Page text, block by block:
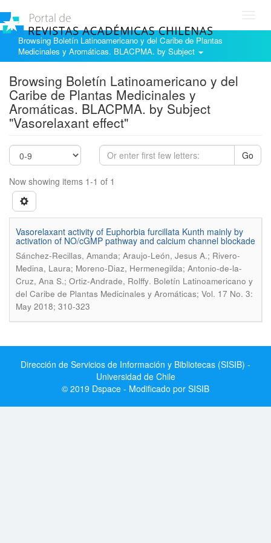
Browsing Boletín Latinoamericano y del Caribe de Plantas
Medicinales y Aromáticas. BLACPMA. by Subject
Browsing Boletín Latinoamericano y del
Caribe de Plantas Medicinales y
Aromáticas. BLACPMA. by Subject
"Vasorelaxant effect"
Go
Now showing items 1-1 of 1
Vasorelaxant activity of Euphorbia furcillata Kunth mainly by
activation of NO/cGMP pathway and calcium channel blockade
Sánchez-Recillas, Amanda; Araujo-León, Jesus A.; Rivero-
Medina, Laura; Moreno-Diaz, Hermenegilda; Antonio-de-la-
Cruz, Ana S.; Ortiz-Andrade, Rolffy. Boletín Latinoamericano y
del Caribe de Plantas Medicinales y Aromáticas; Vol. 17 No. 3:
May 2018; 310-323
Dirección de Servicios de Información y Bibliotecas (SISIB) -
Universidad de Chile
© 2019 Dspace - Modificado por SISIB